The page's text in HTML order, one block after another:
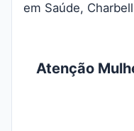
em Saúde,
Atenção